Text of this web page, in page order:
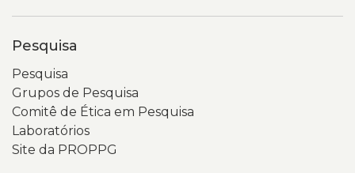
ler
o
título
“Consulta
Popular
2026”
o
logotipo
da
Uergs
e
um
Pesquisa
Pesquisa
Grupos de Pesquisa
Comitê de Ética em Pesquisa
Laboratórios
Site da PROPPG